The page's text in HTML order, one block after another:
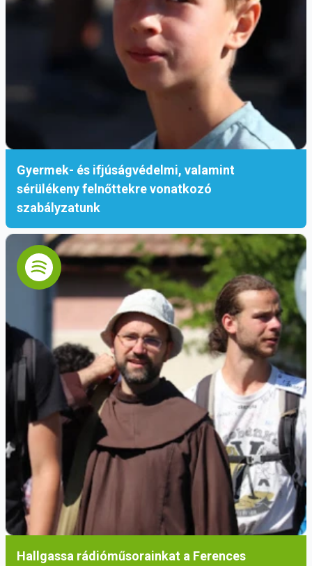
Gyermek- és ifjúságvédelmi, valamint
sérülékeny felnőttekre vonatkozó
szabályzatunk
Hallgassa rádióműsorainkat a Ferences